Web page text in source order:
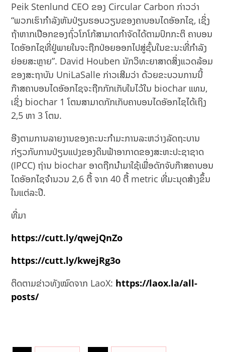
Peik Stenlund CEO ຂອງ Circular Carbon ກ່າວວ່າ
“ພວກ​ເຮົາ​ກຳ​ລັງ​ຫັນ​ປ່ຽນ​ຮອບ​ວຽນຂອງ​ຄາ​ບອນໄດອັອກໄຊ, ເຊິ່ງ
ຖ້າຫາກເປືອກຂອງຖົ່ວໂກໂກ້ສາມາດກຳຈັດໄດ້ຕາມປົກກະຕິ ຄາບອນ
ໄດອັອກໄຊທີ່ຢູ່ພາຍໃນຈະຖືກປ່ອຍອອກໄປສູ່ຊັ້ນໃນຂະນະທີ່ກຳລັງ
ຍ່ອຍສະຫຼາຍ”. David Houben ນັກວິທະຍາສາດສິ່ງແວດລ້ອມ
ຂອງສະຖາບັນ UniLaSalle ກ່າວເສີມວ່າ ດ້ວຍຂະບວນການນີ້
ກ໊າສຄາບອນໄດອັອກໄຊຈະຖືກກັກເກັບໃນໄວ້ໃນ biochar ແທນ,
ເຊິ່ງ biochar 1 ໂຕນສາມາດກັກເກັບຄາບອນໄດອັອກໄຊໄດ້ເຖິງ
2,5 ຫາ 3 ໂຕນ.
ອີງ​ຕາມ​ການລາຍງານຂອງຄະນະ​ກຳມະການ​ລະຫວ່າງ​ລັດຖະບານ​
ກ່ຽວ​ກັບ​ການ​ປ່ຽນ​ແປງ​ຂອງ​ດິນ​ຟ້າ​ອາກາດຂອງສະຫະປະຊາຊາດ
(IPCC) ຖ່ານ biochar ອາດຖືກນຳມາໃຊ້ເພື່ອດັກຈັບກ໊າສຄາບອນ
ໄດອັອກໄຊຈຳນວນ 2,6 ຕື້ ຈາກ 40 ຕື້ metric ທີ່ມະນຸດສ້າງຂຶ້ນ
ໃນແຕ່ລະປີ.
ທີ່ມາ
https://cutt.ly/qwejQnZo
https://cutt.ly/kwejRg3o
ຕິດຕາມຂ່າວທັງໝົດຈາກ LaoX: https://laox.la/all-
posts/